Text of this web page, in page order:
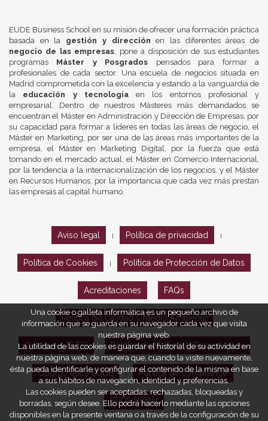
EUDE Business School en su misión de ofrecer una formación práctica
basada en la gestión y dirección en las diferentes áreas de
negocio de las empresas, pone a disposición de sus estudiantes
programas Máster y Posgrados pensados para formar a
profesionales de cada sector. Una escuela de negocios situada en
Madrid comprometida con la excelencia y estando a la vanguardia de
la educación y tecnologíaen los entornos profesional y
empresarial. Dentro de nuestros Másteres más demandados se
encuentran el Máster en Administración y Dirección de Empresas, por
su capacidad para formar a líderes en todas las áreas de negocio, el
Máster en Marketing, por ser una de las áreas más importantes de la
empresa, el Máster en Marketing Digital, por la fuerza que está
tomando en el mercado actual, el Máster en Comercio Internacional,
por la tendencia a la internacionalización de los negocios, y el Máster
en Recursos Humanos, por la importancia que cada vez más prestan
las empresas al capital humano.
Aviso legal Política de privacidad
Política de Cookies Política de Protección de Datos
Acreditaciones FAQs
Política de Calidad y Medio Ambiente
Opiniones EUDE Política de Marketing Responsable
Código ético EUDE Política de compliance
EUDE Digital
Una cookie o galleta informática es un pequeño archivo de
información que se guarda en su navegador cada vez que visita
nuestra página web.
La utilidad de las cookies es guardar el historial de su actividad en
nuestra página web, de manera que, cuando la visite nuevamente,
ésta pueda identificarle y configurar el contenido de la misma en base
a sus hábitos de navegación, identidad y preferencias.
Las cookies pueden ser aceptadas, rechazadas, bloqueadas y
borradas, según desee. Ello podrá hacerlo mediante las opciones
disponibles en la presente ventana o a través de la configuración de su